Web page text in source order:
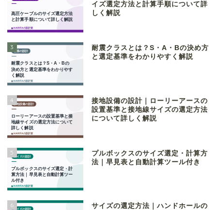
イズ選定方法と計算手順について詳
しく解説
3
耐震クラスとは？S・A・Bの決め方
と選定基準をわかりやすく解説
4
接地設備の設計｜ローリーアースの
設置基準と接地線サイズの選定方法
について詳しく解説
5
プルボックスのサイズ選定・計算方
法｜早見表と自動計算ツール付き
6
サイズの選定方法｜ハンドホールの